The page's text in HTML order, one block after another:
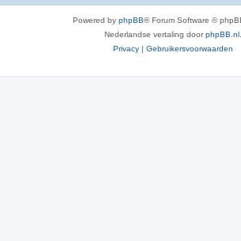
Powered by phpBB® Forum Software ©
Nederlandse vertaling doorphpBB.nl.
Privacy | Gebruikersvoorwaarden